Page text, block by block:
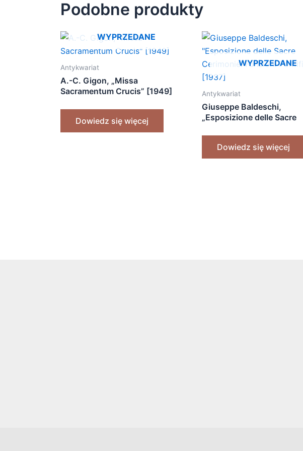
Podobne produkty
WYPRZEDANE
Antykwariat
A.-C. Gigon, „Missa
Sacramentum Crucis” [1949]
Dowiedz się więcej
WYPRZEDANE
Antykwariat
Giuseppe Baldeschi,
„Esposizione delle Sacre
[1937]
Dowiedz się więcej